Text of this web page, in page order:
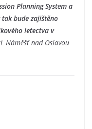
Planning System a
tak bude zajištěno
letectva v
Náměšť nad Oslavou